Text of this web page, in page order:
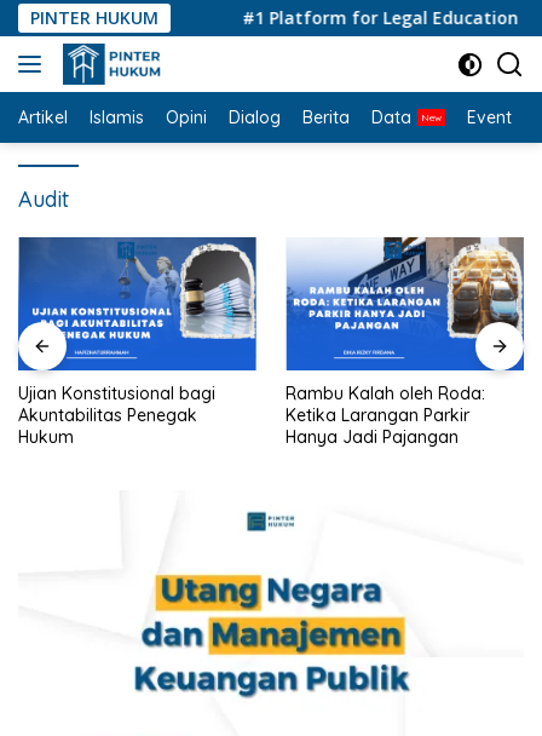
Langsung
ke
konten
PINTER HUKUM #1 Platform for Legal Education and
Artikel Islamis Opini Dialog Berita Data Event
Audit
Ujian Konstitusional bagi
Akuntabilitas Penegak
Hukum
Rambu Kalah oleh Roda:
Ketika Larangan Parkir
Hanya Jadi Pajangan